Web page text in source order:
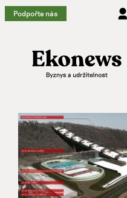
Přeskočit
na
Podpořte nás